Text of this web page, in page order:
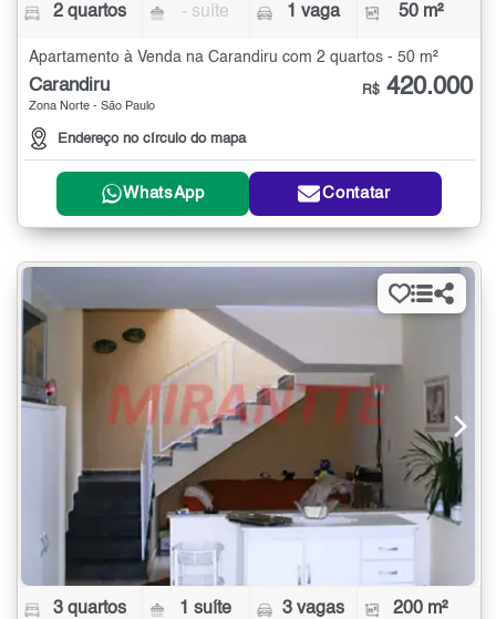
2 quartos - suíte 1 vaga 50 m²
Apartamento à Venda na Carandiru com 2 quartos - 50 m²
Carandiru
Zona Norte - São Paulo
Endereço no círculo do mapa
R$ 420.000
WhatsApp Contatar
3 quartos 1 suíte 3 vagas 200 m²